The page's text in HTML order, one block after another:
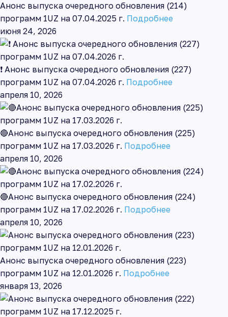
Анонс выпуска очередного обновления (214)
программ 1UZ на 07.04.2025 г. Подробнее
июня 24, 2026
❗ Анонс выпуска очередного обновления (227)
программ 1UZ на 07.04.2026 г. Подробнее
апреля 10, 2026
🔴Анонс выпуска очередного обновления (225)
программ 1UZ на 17.03.2026 г. Подробнее
апреля 10, 2026
🔴Анонс выпуска очередного обновления (224)
программ 1UZ на 17.02.2026 г. Подробнее
апреля 10, 2026
Анонс выпуска очередного обновления (223)
программ 1UZ на 12.01.2026 г. Подробнее
января 13, 2026